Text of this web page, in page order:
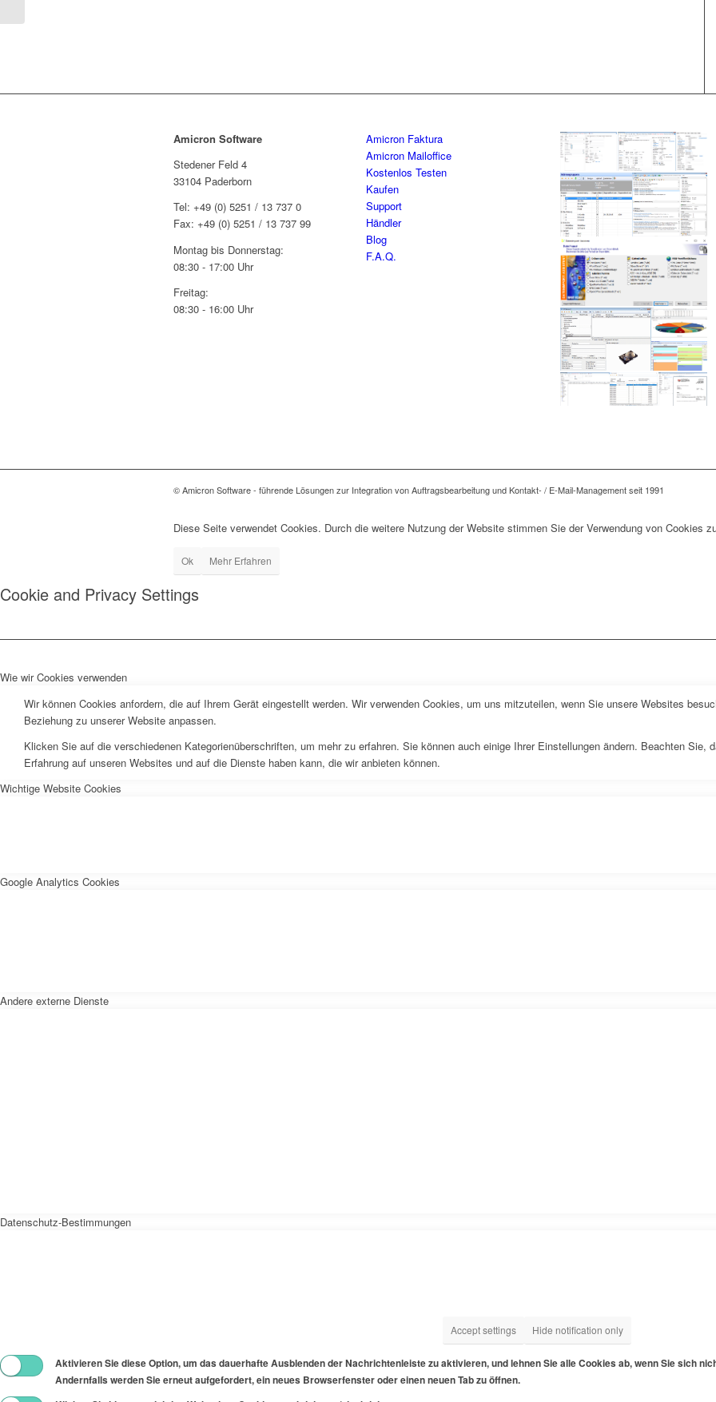
Amicron Software
Stedener Feld 4
33104 Paderborn
Tel: +49 (0) 5251 / 13 737 0
Fax: +49 (0) 5251 / 13 737 99
Montag bis Donnerstag:
08:30 - 17:00 Uhr
Freitag:
08:30 - 16:00 Uhr
Amicron Faktura
Amicron Mailoffice
Kostenlos Testen
Kaufen
Support
Händler
Blog
F.A.Q.
© Amicron Software - führende Lösungen zur Integration von Auftragsbearbeitung und Kontakt- / E-Mail-Management seit 1991
Diese Seite verwendet Cookies. Durch die weitere Nutzung der Website stimmen Sie der Verwendung von Cookies
Ok Mehr Erfahren
Cookie and Privacy Settings
Wie wir Cookies verwenden
Wir können Cookies anfordern, die auf Ihrem Gerät eingestellt werden. Wir verwenden Cookies, um uns mitzuteilen, wenn Sie unsere Websites
Beziehung zu unserer Website anpassen.
Klicken Sie auf die verschiedenen Kategorienüberschriften, um mehr zu erfahren. Sie können auch einige Ihrer Einstellungen ändern. Beachten
Erfahrung auf unseren Websites und auf die Dienste haben kann, die wir anbieten können.
Wichtige Website Cookies
Google Analytics Cookies
Andere externe Dienste
Datenschutz-Bestimmungen
Accept settings Hide notification only
Aktivieren Sie diese Option, um das dauerhafte Ausblenden der Nachrichtenleiste zu aktivieren, und lehnen Sie alle Cookies ab, wenn Sie sich
Andernfalls werden Sie erneut aufgefordert, ein neues Browserfenster oder einen neuen Tab zu öffnen.